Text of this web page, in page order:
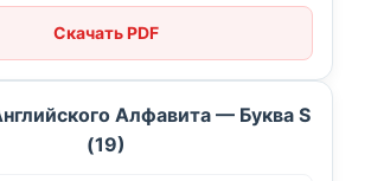
Скачать PDF
Алфавита — Буква S
(19)